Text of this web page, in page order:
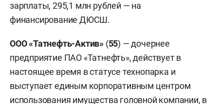
зарплаты, 295,1 млн рублей — на
финансирование ДЮСШ.
ООО«Татнефть-Актив» (55) — дочернее
предприятие ПАО «Татнефть», действует в
настоящее время в статусе технопарка и
выступает единым корпоративным центром
использования имущества головной компании, в